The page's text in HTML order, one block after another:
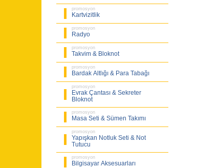
promosyon
Kartvizitlik
promosyon
Radyo
promosyon
Takvim & Bloknot
promosyon
Bardak Altlığı & Para Tabağı
promosyon
Evrak Çantası & Sekreter
Bloknot
promosyon
Masa Seti & Sümen Takımı
promosyon
Yapışkan Notluk Seti & Not
Tutucu
promosyon
Bilgisayar Aksesuarları